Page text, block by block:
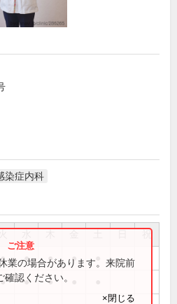
染症内科
祝
● ● ● ●
● ● ●
業の場合があります。来院前
認ください。
×閉じる